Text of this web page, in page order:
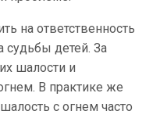
на ответственность
судьбы детей. За
шалости и
В практике же
с огнем часто